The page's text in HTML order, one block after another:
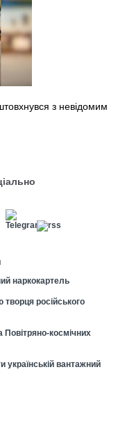
з невідомим
наркокартель
творця російського
космічних
українській вантажний